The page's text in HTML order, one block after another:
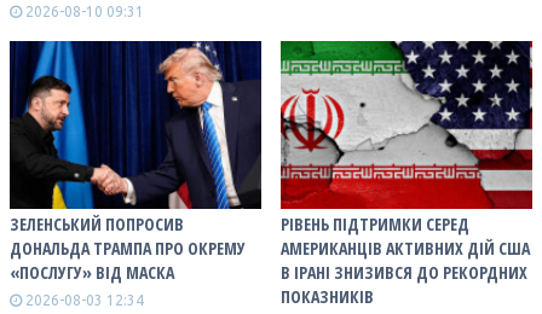
2026-08-10 09:31
ЗЕЛЕНСЬКИЙ ПОПРОСИВ
ДОНАЛЬДА ТРАМПА ПРО ОКРЕМУ
«ПОСЛУГУ» ВІД МАСКА
2026-08-03 12:34
РІВЕНЬ ПІДТРИМКИ СЕРЕД
АМЕРИКАНЦІВ АКТИВНИХ ДІЙ США
В ІРАНІ ЗНИЗИВСЯ ДО РЕКОРДНИХ
ПОКАЗНИКІВ